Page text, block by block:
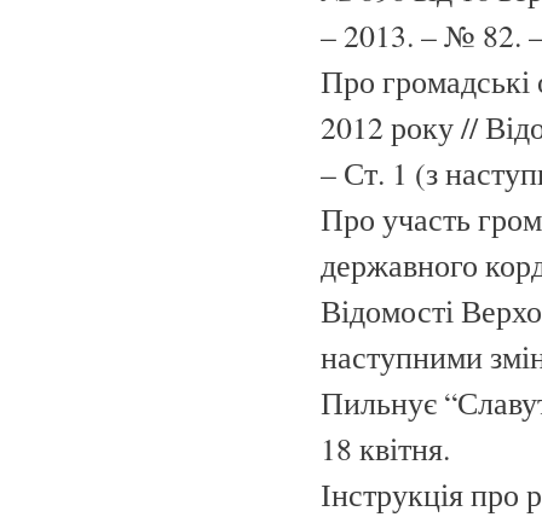
– 2013. – № 82.
Про громадські
2012 року //
– Ст. 1 (з
Про участь
державного
Відомості
наступними
Пильнує
18 квітня.
Інструкція